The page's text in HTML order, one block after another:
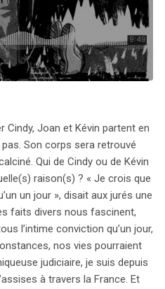
Cindy, Joan et Kévin partent en
Son corps sera retrouvé
Qui de Cindy ou de Kévin
raison(s) ? « Je crois que
un jour », disait aux jurés une
faits divers nous fascinent,
l’intime conviction qu’un jour,
nos vies pourraient
judiciaire, je suis depuis
à travers la France. Et